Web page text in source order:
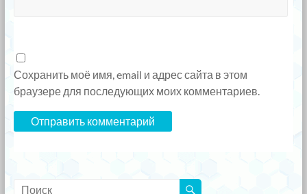
Сохранить моё имя, email и адрес сайта в этом
браузере для последующих моих комментариев.